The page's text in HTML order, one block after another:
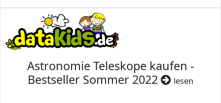
Astronomie Teleskope kaufen -
Bestseller Sommer 2022
lesen